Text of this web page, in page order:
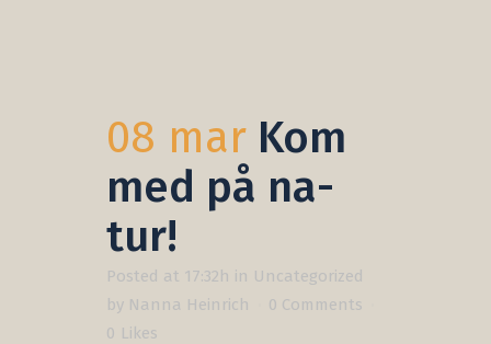
08 mar Kom
med på na-
tur!
Posted at 17:32h in Uncategorized
by Nanna Heinrich
0 Comments
0 Likes